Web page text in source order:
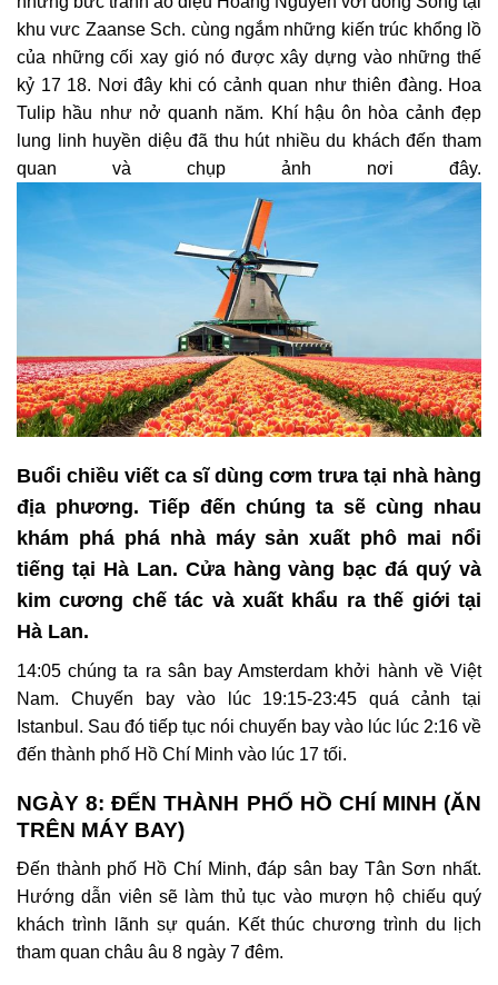
khu vưc Zaanse Sch. cùng ngắm những kiến trúc khổng lồ
của những cối xay gió nó được xây dựng vào những thế
kỷ 17 18. Nơi đây khi có cảnh quan như thiên đàng. Hoa
Tulip hầu như nở quanh năm. Khí hậu ôn hòa cảnh đẹp
lung linh huyền diệu đã thu hút nhiều du khách đến tham
quan và chụp ảnh nơi đây.
Buổi chiều viết ca sĩ dùng cơm trưa tại nhà hàng
địa phương. Tiếp đến chúng ta sẽ cùng nhau
khám phá phá nhà máy sản xuất phô mai nổi
tiếng tại Hà Lan. Cửa hàng vàng bạc đá quý và
kim cương chế tác và xuất khẩu ra thế giới tại
Hà Lan.
14:05 chúng ta ra sân bay Amsterdam khởi hành về Việt
Nam. Chuyến bay vào lúc 19:15-23:45 quá cảnh tại
Istanbul. Sau đó tiếp tục nói chuyến bay vào lúc lúc 2:16 về
đến thành phố Hồ Chí Minh vào lúc 17 tối.
NGÀY 8: ĐẾN THÀNH PHỐ HỒ CHÍ MINH (ĂN
TRÊN MÁY BAY)
Đến thành phố Hồ Chí Minh, đáp sân bay Tân Sơn nhất.
Hướng dẫn viên sẽ làm thủ tục vào mượn hộ chiếu quý
khách trình lãnh sự quán. Kết thúc chương trình du lịch
tham quan châu âu 8 ngày 7 đêm.